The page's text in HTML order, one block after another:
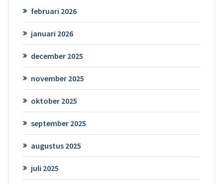
februari 2026
januari 2026
december 2025
november 2025
oktober 2025
september 2025
augustus 2025
juli 2025